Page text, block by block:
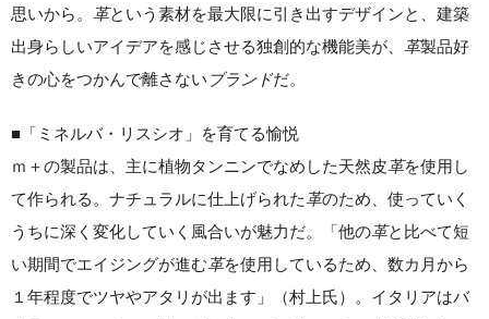
思いから。 革という素材を最大限に引き出すデザインと、建築
出身らしいアイデアを感じさせる独創的な機能美が、 革製品好
きの心をつかんで離さない ブランドだ。
■「ミネルバ・リスシオ」を育てる愉悦
ｍ＋の製品は、主に植物タンニンでなめした天然皮革を使用し
て作られる。ナチュラルに仕上げられた革のため、使っていく
うちに深く変化していく風合いが魅力だ。「他の革と比べて短
い期間でエイジングが進む革を使用しているため、数カ月から
１年程度でツヤやアタリが出ます」（村上氏）。イタリアはバ